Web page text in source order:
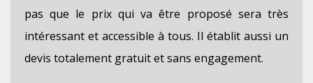
pas que le prix qui va être proposé sera très
intéressant et accessible à tous. Il établit aussi un
devis totalement gratuit et sans engagement.